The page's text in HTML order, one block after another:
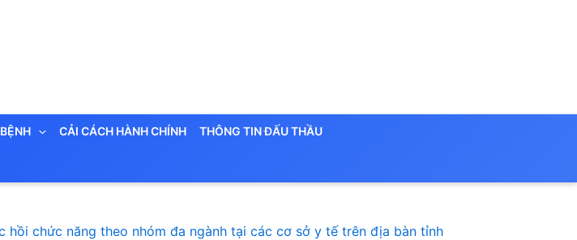
CẢI CÁCH HÀNH CHÍNH THÔNG TIN ĐẤU THẦU
hồi chức năng theo nhóm đa ngành tại các cơ sở y tế trên địa bàn tỉnh